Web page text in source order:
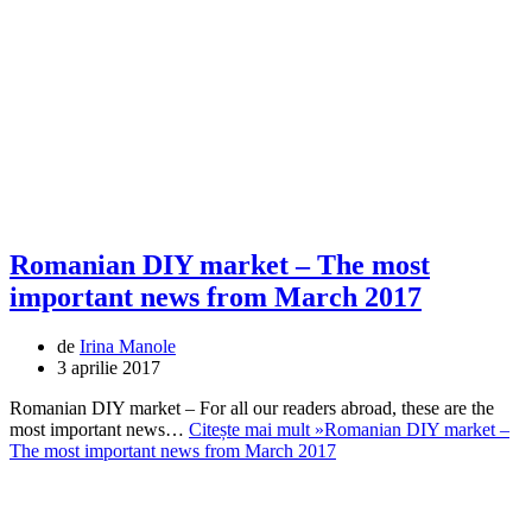
Romanian DIY market – The most
important news from March 2017
de Irina Manole
3 aprilie 2017
Romanian DIY market – For all our readers abroad, these are the
most important news… Citește mai mult »Romanian DIY market –
The most important news from March 2017